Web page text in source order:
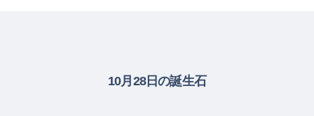
10月28日の誕生石